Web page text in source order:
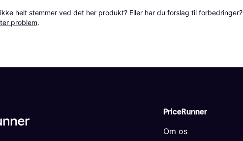
helt stemmer ved det her produkt? Eller har du forslag til forbedringer?
problem.
PriceRunner
Om os